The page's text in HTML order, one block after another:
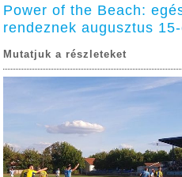
Power of the Beach:
rendeznek augusztus
Mutatjuk a részleteket